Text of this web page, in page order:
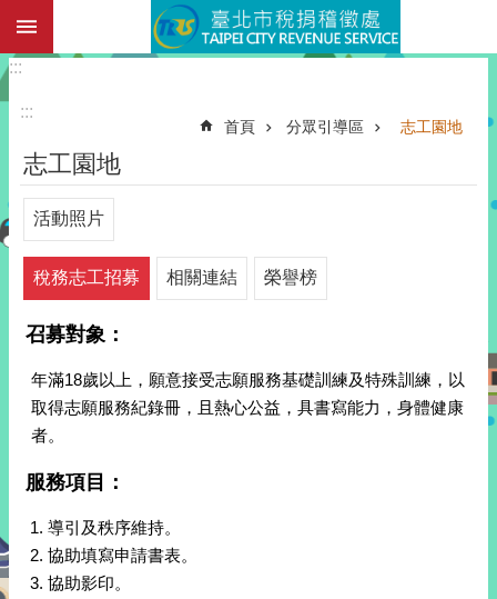
跳到主要內容區塊
:::
:::
首頁 分眾引導區 志工園地
志工園地
活動照片
稅務志工招募 相關連結 榮譽榜
召募對象：
年滿18歲以上，願意接受志願服務基礎訓練及特殊訓練，以
取得志願服務紀錄冊，且熱心公益，具書寫能力，身體健康
者。
服務項目：
導引及秩序維持。
協助填寫申請書表。
協助影印。